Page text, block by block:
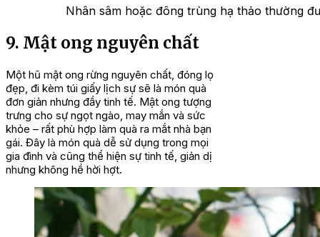
Nhân sâm hoặc đông trùng hạ thảo thường
9. Mật ong nguyên chất
Một hũ mật ong rừng nguyên chất, đóng lọ
đẹp, đi kèm túi giấy lịch sự sẽ là món quà
đơn giản nhưng đầy tinh tế. Mật ong tượng
trưng cho sự ngọt ngào, may mắn và sức
khỏe – rất phù hợp làm quà ra mắt nhà bạn
gái. Đây là món quà dễ sử dụng trong mọi
gia đình và cũng thể hiện sự tinh tế, giản dị
nhưng không hề hời hợt.